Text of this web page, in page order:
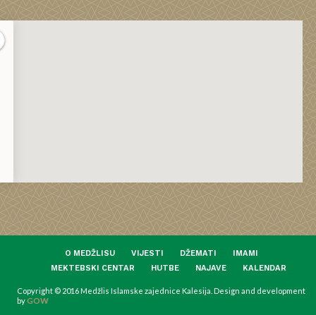
O MEDŽLISU VIJESTI DŽEMATI
IMAMI
MEKTEBSKI CENTAR
HUTBE NAJAVE KALENDAR
Copyright © 2016 Medžlis Islamske zajednice Kalesija. Design and development
byGOW